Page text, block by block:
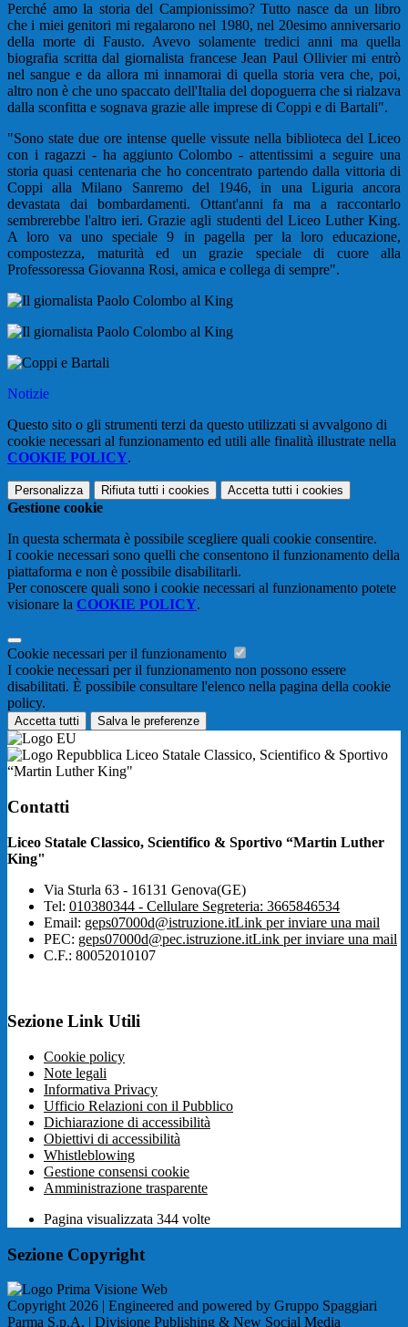
Perché amo la storia del Campionissimo? Tutto nasce da un libro
che i miei genitori mi regalarono nel 1980, nel 20esimo anniversario
della morte di Fausto. Avevo solamente tredici anni ma quella
biografia scritta dal giornalista francese Jean Paul Ollivier mi entrò
nel sangue e da allora mi innamorai di quella storia vera che, poi,
altro non è che uno spaccato dell'Italia del dopoguerra che si rialzava
dalla sconfitta e sognava grazie alle imprese di Coppi e di Bartali".
"Sono state due ore intense quelle vissute nella biblioteca del Liceo
con i ragazzi - ha aggiunto Colombo - attentissimi a seguire una
storia quasi centenaria che ho concentrato partendo dalla vittoria di
Coppi alla Milano Sanremo del 1946, in una Liguria ancora
devastata dai bombardamenti. Ottant'anni fa ma a raccontarlo
sembrerebbe l'altro ieri. Grazie agli studenti del Liceo Luther King.
A loro va uno speciale 9 in pagella per la loro educazione,
compostezza, maturità ed un grazie speciale di cuore alla
Professoressa Giovanna Rosi, amica e collega di sempre".
Notizie
Questo sito o gli strumenti terzi da questo utilizzati si avvalgono di
cookie necessari al funzionamento ed utili alle finalità illustrate nella
COOKIE POLICY.
Personalizza Rifiuta tutti i cookies Accetta tutti i cookies
Gestione cookie
In questa schermata è possibile scegliere quali cookie consentire.
I cookie necessari sono quelli che consentono il funzionamento della
piattaforma e non è possibile disabilitarli.
Per conoscere quali sono i cookie necessari al funzionamento potete
visionare la COOKIE POLICY.
Cookie necessari per il funzionamento
I cookie necessari per il funzionamento non possono essere
disabilitati. È possibile consultare l'elenco nella pagina della cookie
policy.
Accetta tutti Salva le preferenze
Liceo Statale Classico, Scientifico & Sportivo
“Martin Luther King"
Contatti
Liceo Statale Classico, Scientifico & Sportivo “Martin Luther
King"
Via Sturla 63 - 16131 Genova(GE)
Tel: 010380344 - Cellulare Segreteria: 3665846534
Email: geps07000d@istruzione.itLink per inviare una mail
PEC: geps07000d@pec.istruzione.itLink per inviare una mail
C.F.: 80052010107
Sezione Link Utili
Cookie policy
Note legali
Informativa Privacy
Ufficio Relazioni con il Pubblico
Dichiarazione di accessibilità
Obiettivi di accessibilità
Whistleblowing
Gestione consensi cookie
Amministrazione trasparente
Pagina visualizzata 344 volte
Sezione Copyright
Copyright 2026 | Engineered and powered by Gruppo Spaggiari
Parma S.p.A. | Divisione Publishing & New Social Media